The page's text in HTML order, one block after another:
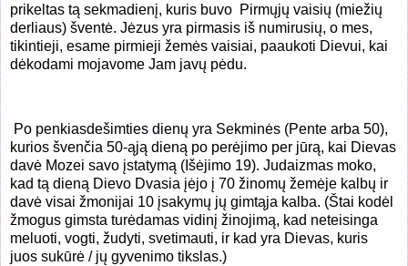
prikeltas tą sekmadienį, kuris buvo Pirmųjų vaisių (miežių
derliaus) šventė. Jėzus yra pirmasis iš numirusių, o mes,
tikintieji, esame pirmieji žemės vaisiai, paaukoti Dievui, kai
dėkodami mojavome Jam javų pėdu.
Po penkiasdešimties dienų yra Sekminės (Pente arba 50),
kurios švenčia 50-ąją dieną po perėjimo per jūrą, kai Dievas
davė Mozei savo įstatymą (Išėjimo 19). Judaizmas moko,
kad tą dieną Dievo Dvasia įėjo į 70 žinomų žemėje kalbų ir
davė visai žmonijai 10 įsakymų jų gimtąja kalba. (Štai kodėl
žmogus gimsta turėdamas vidinį žinojimą, kad neteisinga
meluoti, vogti, žudyti, svetimauti, ir kad yra Dievas, kuris
juos sukūrė / jų gyvenimo tikslas.)